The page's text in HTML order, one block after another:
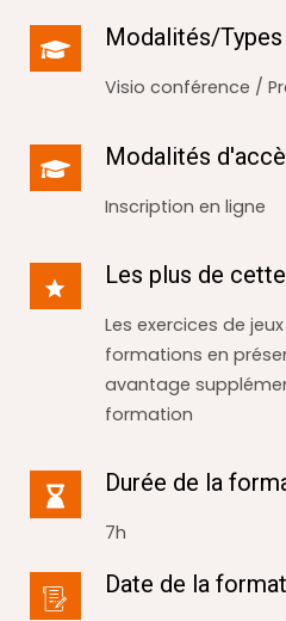
Modalités/
Visio conférence /
Modalités
Inscription en ligne
Les plus de
Les exercices de
formations en
avantage
formation
Durée de la
7h
Date de la